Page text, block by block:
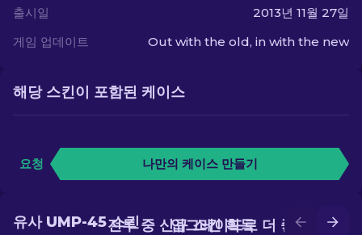
출시일
2013년 11월 27일
게임 업데이트
Out with the old, in with the new
해당 스킨이 포함된 케이스
요청 나만의 케이스 만들기
업그레이드로 더 좋은 스킨
전투 중 신규 스킨 획득
유사 UMP-45 스킨